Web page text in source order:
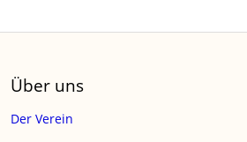
Über uns
Der Verein